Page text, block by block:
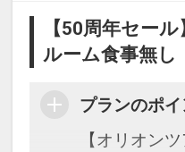
【50周年セー
ルーム食事無し
プランのポイ
【オリオン